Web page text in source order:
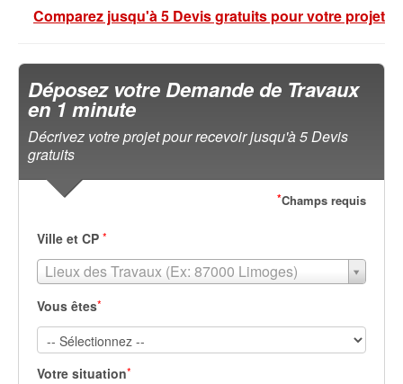
Comparez jusqu'à 5 Devis gratuits pour votre projet
Déposez votre Demande de Travaux
en 1 minute
Décrivez votre projet pour recevoir jusqu'à 5 Devis
gratuits
*Champs requis
Ville et CP *
Lieux des Travaux (Ex: 87000 Limoges)
Vous êtes*
Votre situation*